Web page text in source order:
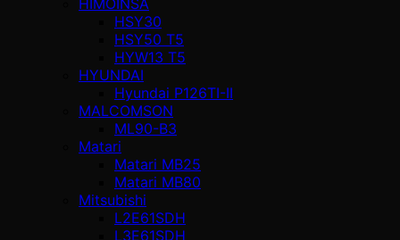
HIMOINSA
HSY30
HSY50 T5
HYW13 T5
HYUNDAI
Hyundai P126TI-II
MALCOMSON
ML90-B3
Matari
Matari MB25
Matari MB80
Mitsubishi
L2E61SDH
L3E61SDH